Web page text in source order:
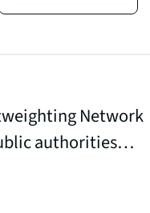
Network
authorities
Slovakia and